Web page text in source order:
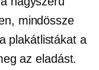
mindössze
plakátlistákat a
az eladást.